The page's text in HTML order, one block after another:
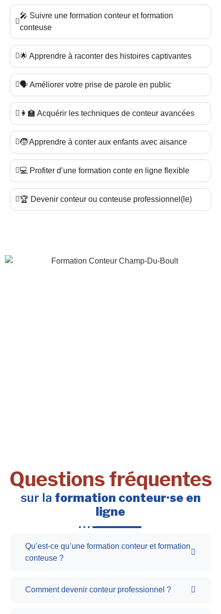
🎤 Suivre une formation conteur et formation
conteuse
🌟 Apprendre à raconter des histoires captivantes
🗣️ Améliorer votre prise de parole en public
👩‍🏫 Acquérir les techniques de conteur avancées
🧒 Apprendre à conter aux enfants avec aisance
💻 Profiter d’une formation conte en ligne flexible
🏆 Devenir conteur ou conteuse professionnel(le)
Questions fréquentes
sur la formation conteur·se en
ligne
Qu’est-ce qu’une formation conteur et formation
conteuse ?
Comment devenir conteur professionnel ?